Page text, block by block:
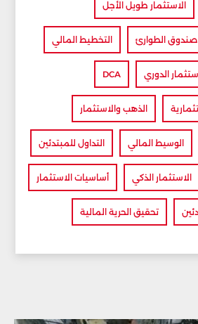
الاستثمار طويل الأجل
صندوق الطوارئ التخطيط المالي
الدوري DCA
الذهب والاستثمار
الوسيط المالي التداول للمبتدئين
الاستثمار الذكي أساسيات الاستثمار
تحقيق الحرية المالية